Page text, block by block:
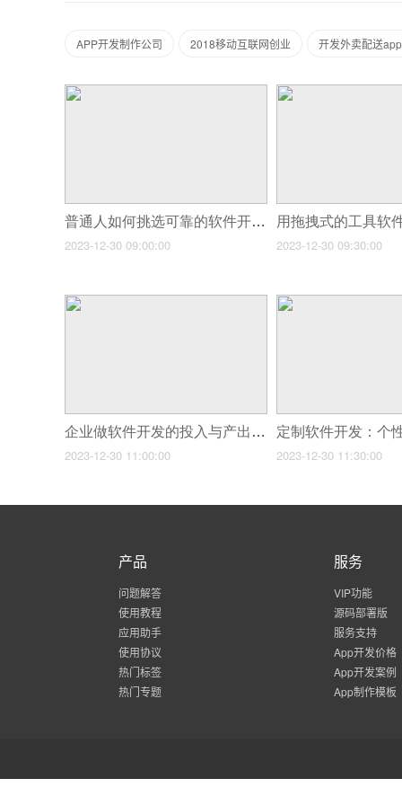
APP开发制作公司 2018移动互联网创业 开发外卖配送app
普通人如何挑选可靠的软件开发公司？
2023-12-30 09:00:00 2023-12-30 09:30:00
企业做软件开发的投入与产出分析
2023-12-30 11:00:00 2023-12-30 11:30:00
产品
问题解答
使用教程
应用助手
使用协议
热门标签
热门专题
服务
VIP功能
源码部署版
服务支持
App开发价格
App开发案例
App制作模板